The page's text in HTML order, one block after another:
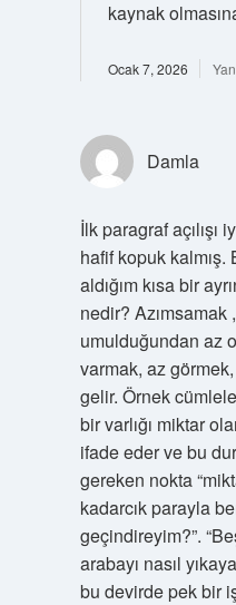
kaynak
Ocak 7, 2026
Damla
İlk paragraf açılışı
hafif kopuk
aldığım kısa bir
nedir? Azımsamak
umulduğundan az
varmak, az
gelir. Örnek
bir varlığı miktar
ifade eder ve bu
gereken nokta
kadarcık parayla
geçindireyim?”.
arabayı nasıl
bu devirde pek bir